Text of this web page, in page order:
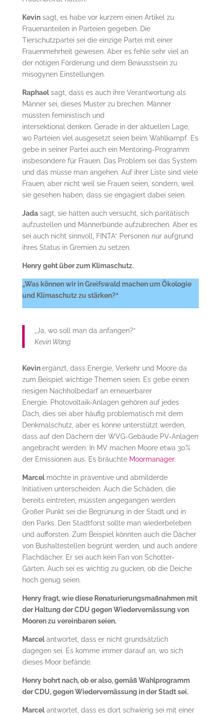
Kevinsagt, es habe vor kurzem einen Artikel zu
Frauenanteilen in Parteien gegeben. Die
Tierschutzpartei sei die einzige Partei mit einer
Frauenmehrheit gewesen. Aber es fehle sehr viel an
der nötigen Förderung und dem Bewusstsein zu
misogynen Einstellungen.
Raphaelsagt, dass es auch ihre Verantwortung als
Männer sei, dieses Muster zu brechen. Männer
müssten feministisch und
intersektional denken. Gerade in der aktuellen Lage,
wo Parteien viel ausgesetzt seien beim Wahlkampf. Es
gebe in seiner Partei auch ein Mentoring-Programm
insbesondere für Frauen. Das Problem sei das System
und das müsse man angehen. Auf ihrer Liste sind viele
Frauen, aber nicht weil sie Frauen seien, sondern, weil
sie gesehen haben, dass sie engagiert dabei seien.
Jadasagt, sie hätten auch versucht, sich paritätisch
aufzustellen und Männerbünde aufzubrechen. Aber es
sei auch nicht sinnvoll, FINTA* Personen nur aufgrund
ihres Status in Gremien zu setzen.
Henry geht über zum Klimaschutz.
„Was können wir in Greifswald machen um Ökologie
und Klimaschutz zu stärken?“
„Ja, wo soll man da anfangen?“
Kevin Wang
Kevinergänzt, dass Energie, Verkehr und Moore da
zum Beispiel wichtige Themen seien. Es gebe einen
riesigen Nachholbedarf an erneuerbarer
Energie. Photovoltaik-Anlagen gehören auf jedes
Dach, dies sei aber häufig problematisch mit dem
Denkmalschutz, aber es könne unterstützt werden,
dass auf den Dächern der WVG-Gebäude PV-Anlagen
angebracht werden. In MV machen Moore etwa 30%
der Emissionen aus. Es bräuchte Moormanager.
Marcelmöchte in präventive und abmilderde
Initiativen unterscheiden. Auch die Schäden, die
bereits eintreten, müssten angegangen werden.
Großer Punkt sei die Begrünung in der Stadt und in
den Parks. Den Stadtforst sollte man wiederbeleben
und aufforsten. Zum Beispiel könnten auch die Dächer
von Bushaltestellen begrünt werden, und auch andere
Flachdächer. Er sei auch kein Fan von Schotter-
Gärten. Auch sei es wichtig zu gucken, ob die Deiche
hoch genug seien.
Henry fragt, wie diese Renaturierungsmaßnahmen mit
der Haltung der CDU gegen Wiedervernässung von
Mooren zu vereinbaren seien.
Marcelantwortet, dass er nicht grundsätzlich
dagegen sei. Es komme immer darauf an, wo sich
dieses Moor befände.
Henry bohrt nach, ob er also, gemäß Wahlprogramm
der CDU, gegen Wiedervernässung in der Stadt sei.
Marcelantwortet, dass es dort schwierig sei mit einer